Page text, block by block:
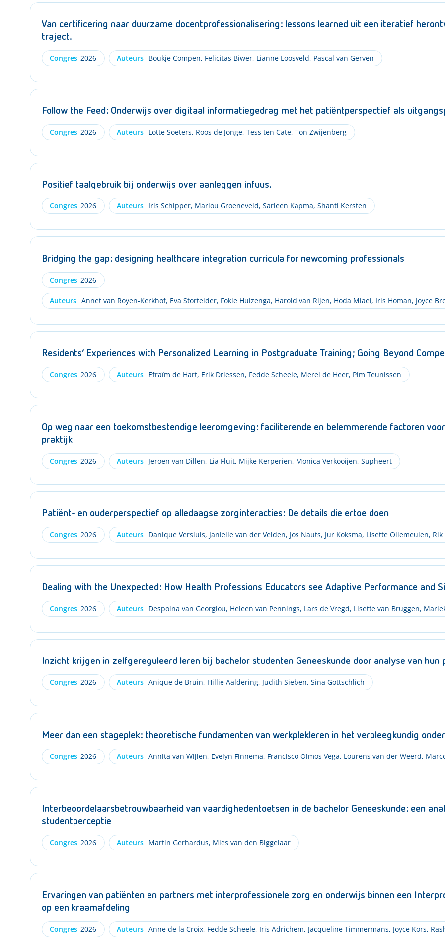
Van certificering naar duurzame docentprofessionalisering: lessons learned uit een iteratief
traject.
Congres 2026 Auteurs Boukje Compen, Felicitas Biwer, Lianne Loosveld, Pascal van Gerven
Follow the Feed: Onderwijs over digitaal informatiegedrag met het patiëntperspectief als
Congres 2026 Auteurs Lotte Soeters, Roos de Jonge, Tess ten Cate, Ton Zwijenberg
Positief taalgebruik bij onderwijs over aanleggen infuus.
Congres 2026 Auteurs Iris Schipper, Marlou Groeneveld, Sarleen Kapma, Shanti Kersten
Bridging the gap: designing healthcare integration curricula for newcoming professionals
Congres 2026
Auteurs Annet van Royen-Kerkhof, Eva Stortelder, Fokie Huizenga, Harold van Rijen, Hoda Miaei, Iris Homan, Joyce
Residents’ Experiences with Personalized Learning in Postgraduate Training; Going Beyond
Congres 2026 Auteurs Efraïm de Hart, Erik Driessen, Fedde Scheele, Merel de Heer, Pim Teunissen
Op weg naar een toekomstbestendige leeromgeving: faciliterende en belemmerende factoren
praktijk
Congres 2026 Auteurs Jeroen van Dillen, Lia Fluit, Mijke Kerperien, Monica Verkooijen, Supheert
Patiënt- en ouderperspectief op alledaagse zorginteracties: De details die ertoe doen
Congres 2026 Auteurs Danique Versluis, Janielle van der Velden, Jos Nauts, Jur Koksma, Lisette Oliemeulen, Rik
Dealing with the Unexpected: How Health Professions Educators see Adaptive Performance and
Congres 2026 Auteurs Despoina van Georgiou, Heleen van Pennings, Lars de Vregd, Lisette van Bruggen,
Inzicht krijgen in zelfgereguleerd leren bij bachelor studenten Geneeskunde door analyse van hun
Congres 2026 Auteurs Anique de Bruin, Hillie Aaldering, Judith Sieben, Sina Gottschlich
Meer dan een stageplek: theoretische fundamenten van werkplekleren in het verpleegkundig
Congres 2026 Auteurs Annita van Wijlen, Evelyn Finnema, Francisco Olmos Vega, Lourens van der Weerd,
Interbeoordelaarsbetrouwbaarheid van vaardighedentoetsen in de bachelor Geneeskunde: een
studentperceptie
Congres 2026 Auteurs Martin Gerhardus, Mies van den Biggelaar
Ervaringen van patiënten en partners met interprofessionele zorg en onderwijs binnen een
op een kraamafdeling
Congres 2026 Auteurs Anne de la Croix, Fedde Scheele, Iris Adrichem, Jacqueline Timmermans, Joyce Kors,